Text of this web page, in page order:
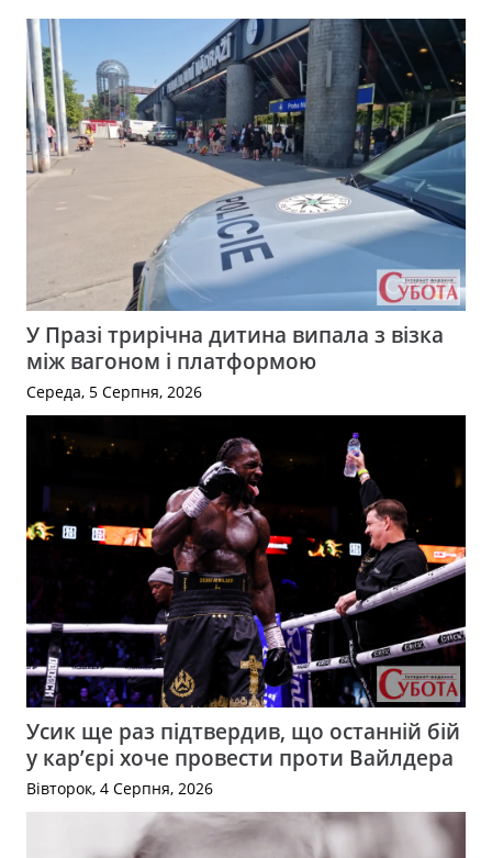
У Празі трирічна дитина випала з візка
між вагоном і платформою
Середа, 5 Серпня, 2026
Усик ще раз підтвердив, що останній бій
у кар’єрі хоче провести проти Вайлдера
Вівторок, 4 Серпня, 2026